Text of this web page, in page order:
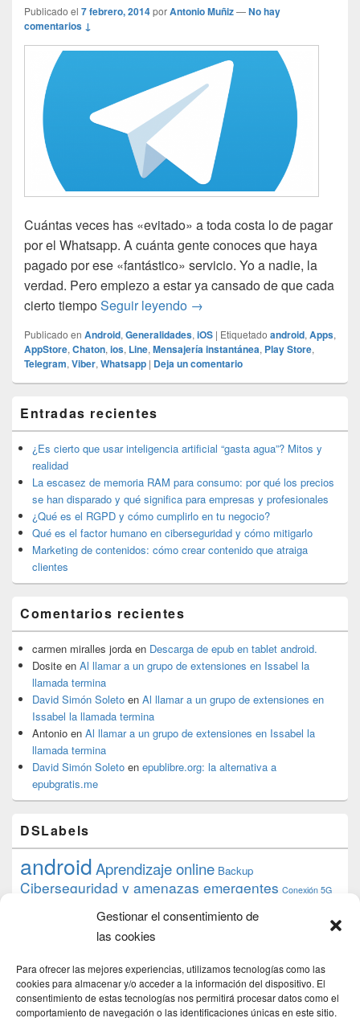
Gestionar el consentimiento de
las cookies
Para ofrecer las mejores experiencias, utilizamos tecnologías como las
cookies para almacenar y/o acceder a la información del dispositivo. El
consentimiento de estas tecnologías nos permitirá procesar datos como el
comportamiento de navegación o las identificaciones únicas en este sitio.
Publicado el 7 febrero, 2014porAntonio Muñiz—No hay
comentarios ↓
Cuántas veces has «evitado» a toda costa lo de pagar
por el Whatsapp. A cuánta gente conoces que haya
pagado por ese «fantástico» servicio. Yo a nadie, la
verdad. Pero empiezo a estar ya cansado de que cada
cierto tiempoSeguir leyendo Telegram ¿Otra alternativa
→
Publicado en Android, Generalidades, iOS | Etiquetado android, Apps,
AppStore, Chaton, ios, Line, Mensajería instantánea, Play Store,
Telegram, Viber, Whatsapp | Deja un comentario
área
de
widget
barra
lateral
primaria
Entradas recientes
¿Es cierto que usar inteligencia artificial “gasta agua”? Mitos y
realidad
La escasez de memoria RAM para consumo: por qué los precios
se han disparado y qué significa para empresas y profesionales
¿Qué es el RGPD y cómo cumplirlo en tu negocio?
Qué es el factor humano en ciberseguridad y cómo mitigarlo
Marketing de contenidos: cómo crear contenido que atraiga
clientes
Comentarios recientes
carmen miralles jorda en Descarga de epub en tablet android.
Dosite en Al llamar a un grupo de extensiones en Issabel la
llamada termina
David Simón Soleto en Al llamar a un grupo de extensiones en
Issabel la llamada termina
Antonio en Al llamar a un grupo de extensiones en Issabel la
llamada termina
David Simón Soleto en epublibre.org: la alternativa a
epubgratis.me
DSLabels
androidAprendizaje online Backup
Ciberseguridad y amenazas emergentes Conexión 5G
datos debian desarrollo web
Formación Google
iphone
proyecto PS4 python Raspberryraspberrypi
raspbian review Servidor Web Sostenibilidad